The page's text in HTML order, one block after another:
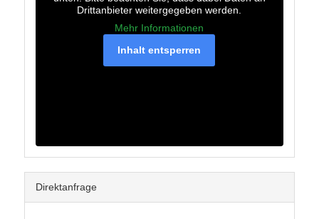
Drittanbieter weitergegeben werden.
Mehr Informationen
Inhalt entsperren
Direktanfrage